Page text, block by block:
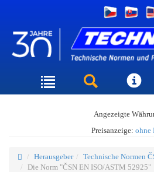
Angezeigte
Preisanzeige: ohne
Herausgeber
Technische Normen
Die Norm "ČSN EN ISO/ASTM 52925"